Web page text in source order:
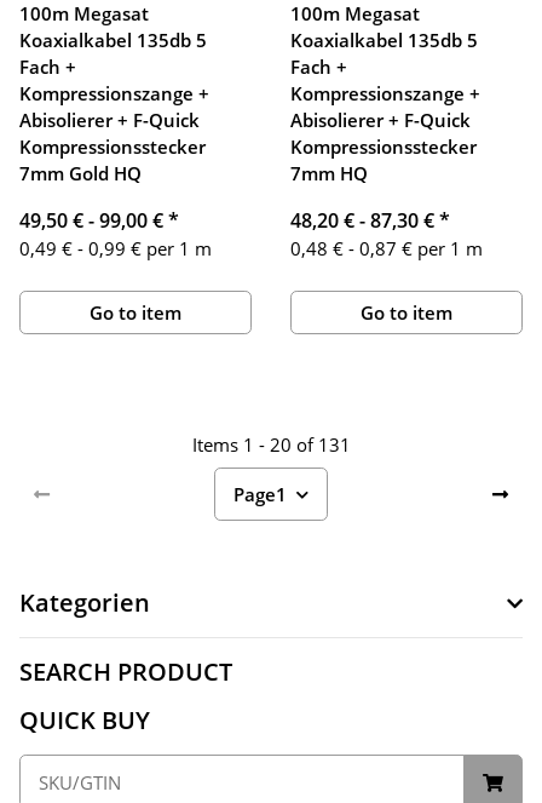
100m Megasat
Koaxialkabel 135db 5
Fach +
Kompressionszange +
Abisolierer + F-Quick
Kompressionsstecker
7mm Gold HQ
49,50 € -99,00 €*
0,49 € - 0,99 € per 1 m
Go to item
100m Megasat
Koaxialkabel 135db 5
Fach +
Kompressionszange +
Abisolierer + F-Quick
Kompressionsstecker
7mm HQ
48,20 € -87,30 €*
0,48 € - 0,87 € per 1 m
Go to item
Items 1 - 20 of 131
Page1
Kategorien
SEARCH PRODUCT
QUICK BUY